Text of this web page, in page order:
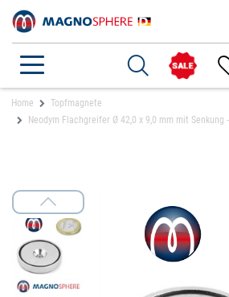
Home
Topfmagnete
Neodym Flachgreifer Ø 42,0 x 9,0 mm mit